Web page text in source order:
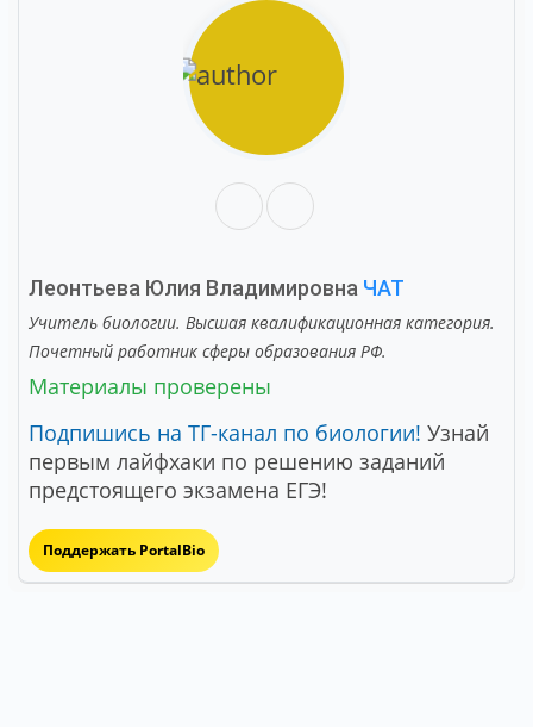
Леонтьева Юлия Владимировна ЧАТ
Учитель биологии. Высшая квалификационная категория.
Почетный работник сферы образования РФ.
Материалы проверены
Подпишись на ТГ-канал по биологии! Узнай
первым лайфхаки по решению заданий
предстоящего экзамена ЕГЭ!
Поддержать PortalBio